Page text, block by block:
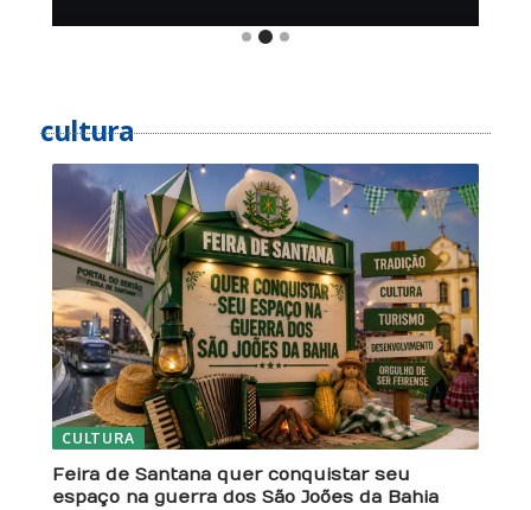
cultura
CULTURA
Feira de Santana quer conquistar seu
espaço na guerra dos São Joões da Bahia